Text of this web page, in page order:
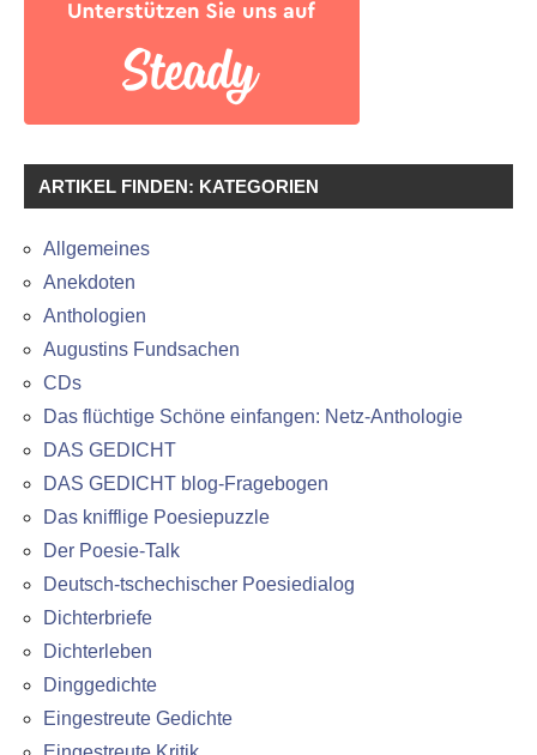
ARTIKEL FINDEN: KATEGORIEN
Allgemeines
Anekdoten
Anthologien
Augustins Fundsachen
CDs
Das flüchtige Schöne einfangen: Netz-Anthologie
DAS GEDICHT
DAS GEDICHT blog-Fragebogen
Das knifflige Poesiepuzzle
Der Poesie-Talk
Deutsch-tschechischer Poesiedialog
Dichterbriefe
Dichterleben
Dinggedichte
Eingestreute Gedichte